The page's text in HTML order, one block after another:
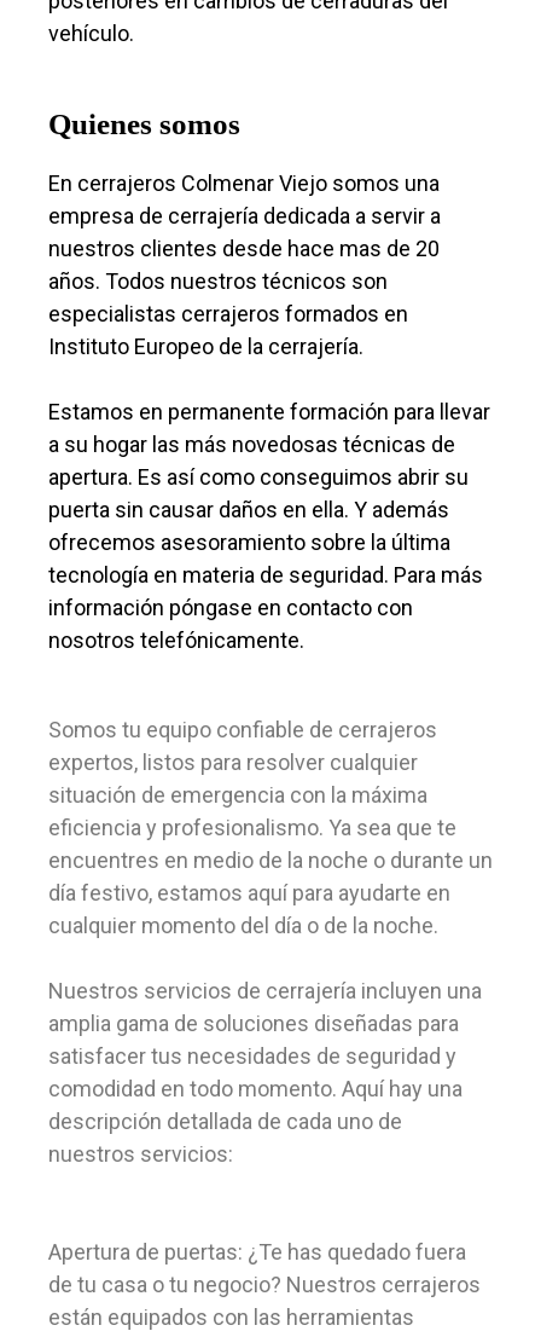
vehículo.
Quienes somos
En cerrajeros Colmenar Viejo somos una
empresa de cerrajería dedicada a servir a
nuestros clientes desde hace mas de 20
años. Todos nuestros técnicos son
especialistas cerrajeros formados en
Instituto Europeo de la cerrajería.
Estamos en permanente formación para llevar
a su hogar las más novedosas técnicas de
apertura. Es así como conseguimos abrir su
puerta sin causar daños en ella. Y además
ofrecemos asesoramiento sobre la última
tecnología en materia de seguridad. Para más
información póngase en contacto con
nosotros telefónicamente.
Somos tu equipo confiable de cerrajeros
expertos, listos para resolver cualquier
situación de emergencia con la máxima
eficiencia y profesionalismo. Ya sea que te
encuentres en medio de la noche o durante un
día festivo, estamos aquí para ayudarte en
cualquier momento del día o de la noche.
Nuestros servicios de cerrajería incluyen una
amplia gama de soluciones diseñadas para
satisfacer tus necesidades de seguridad y
comodidad en todo momento. Aquí hay una
descripción detallada de cada uno de
nuestros servicios:
Apertura de puertas: ¿Te has quedado fuera
de tu casa o tu negocio? Nuestros cerrajeros
están equipados con las herramientas